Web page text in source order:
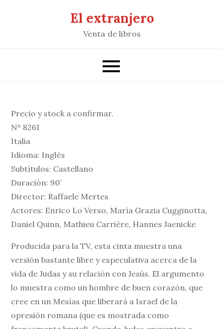
El extranjero
Venta de libros
Precio y stock a confirmar.
Nº 8261
Italia
Idioma: Inglés
Subtítulos: Castellano
Duración: 90′
Director: Raffaele Mertes
Actores: Enrico Lo Verso, María Grazia Cugginotta,
Daniel Quinn, Mathieu Carriére, Hannes Jaenicke
Producida para la TV, esta cinta muestra una
versión bastante libre y especulativa acerca de la
vida de Judas y su relación con Jesús. El argumento
lo muestra como un hombre de buen corazón, que
cree en un Mesías que liberará a Israel de la
opresión romana (que es mostrada como